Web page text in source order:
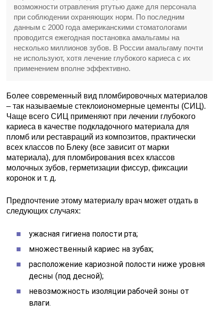
возможности отравления ртутью даже для персонала
при соблюдении охраняющих норм. По последним
данным с 2000 года американскими стоматологами
проводится ежегодная постановка амальгамы на
несколько миллионов зубов. В России амальгаму почти
не используют, хотя лечение глубокого кариеса с их
применением вполне эффективно.
Более современный вид пломбировочных материалов
– так называемые стеклоиономерные цементы (СИЦ).
Чаще всего СИЦ применяют при лечении глубокого
кариеса в качестве подкладочного материала для
пломб или реставраций из композитов, практически
всех классов по Блеку (все зависит от марки
материала), для пломбирования всех классов
молочных зубов, герметизации фиссур, фиксации
коронок и т. д.
Предпочтение этому материалу врач может отдать в
следующих случаях:
ужасная гигиена полости рта;
множественный кариес на зубах;
расположение кариозной полости ниже уровня
десны (под десной);
невозможность изоляции рабочей зоны от
влаги.